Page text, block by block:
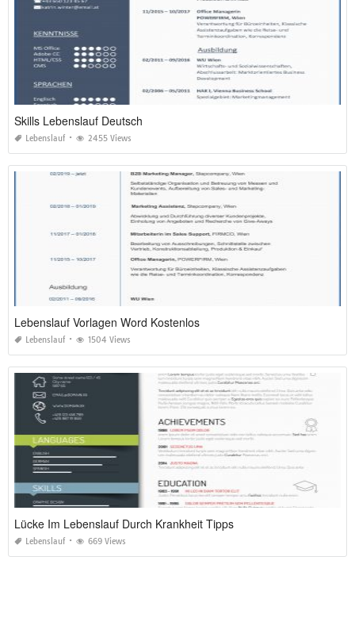
Skills Lebenslauf Deutsch
Lebenslauf 2455 Views
Lebenslauf Vorlagen Word Kostenlos
Lebenslauf 1504 Views
Lücke Im Lebenslauf Durch Krankheit Tipps
Lebenslauf 669 Views